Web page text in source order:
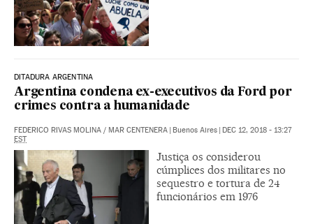
DITADURA ARGENTINA
Argentina condena ex-executivos da Ford por
crimes contra a humanidade
FEDERICO RIVAS MOLINA / MAR CENTENERA | Buenos Aires | DEC 12, 2018 - 13:27
EST
Justiça os considerou
cúmplices dos militares no
sequestro e tortura de 24
funcionários em 1976